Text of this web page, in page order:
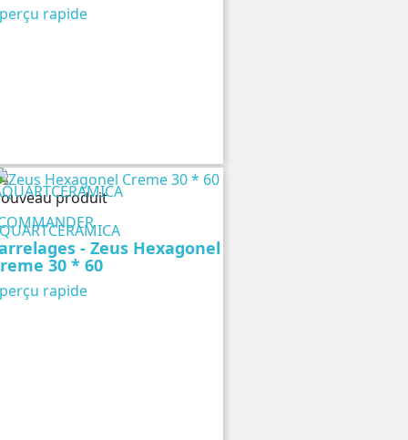
rapide
produit
- Zeus Hexagonel
30 * 60
rapide